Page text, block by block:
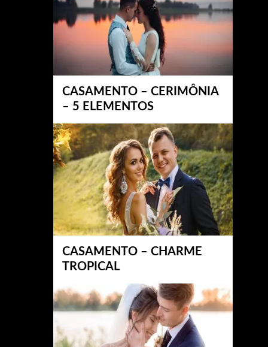
CASAMENTO – CERIMÔNIA
– 5 ELEMENTOS
CASAMENTO – CHARME
TROPICAL